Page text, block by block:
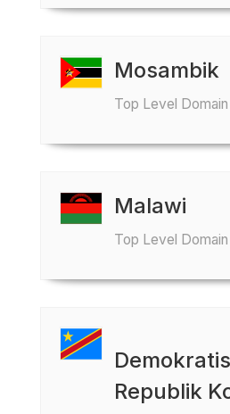
Mosambik
Top Level
Malawi
Top Level
Republik